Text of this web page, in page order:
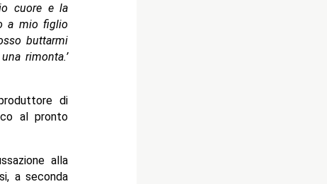
cuore e la
a mio figlio
buttarmi
rimonta.’
di
al pronto
alla
a seconda